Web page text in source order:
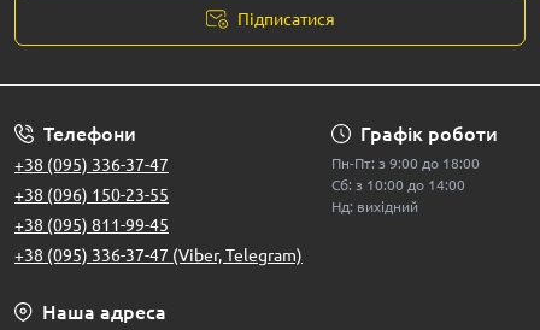
Підписатися
Телефони
+38 (095) 336-37-47
+38 (096) 150-23-55
+38 (095) 811-99-45
+38 (095) 336-37-47 (Viber, Telegram)
Графік роботи
Пн-Пт: з 9:00 до 18:00
Сб: з 10:00 до 14:00
Нд: вихідний
Наша адреса